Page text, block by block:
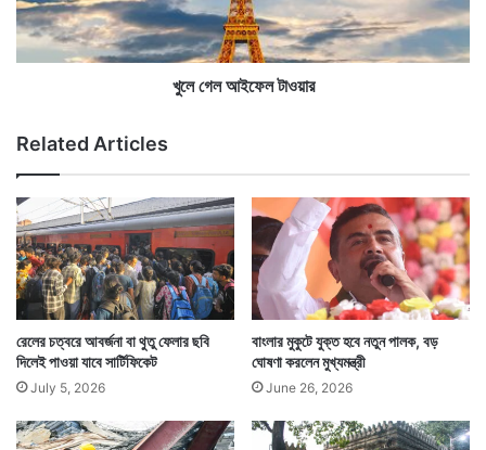
Tags Kolkata News Nimai Bhattacharya
ড়া
ল
৬
ফে
ল
টা
খুলে গেল আইফেল টাওয়ার
Related Articles
রেলের চত্বরে আবর্জনা বা থুতু ফেলার ছবি
দিলেই পাওয়া যাবে সার্টিফিকেট
July 5, 2026
বাংলার মুকুটে যুক্ত হবে নতুন পালক, বড়
ঘোষণা করলেন মুখ্যমন্ত্রী
June 26, 2026